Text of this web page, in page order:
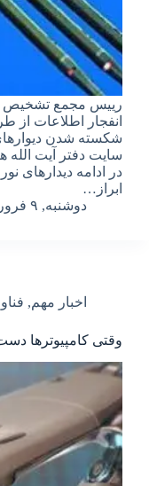
رییس مجمع تشخیص
انفجار اطلاعات از
شکسته شدن
سایت دفتر آیت
در ادامه دیدارهای
ابراز…
دوشنبه, ۹ فروردین ۱۳۹۵ – ۲۰:۵۳
اخبار مهم,
وقتی کامپیوترها